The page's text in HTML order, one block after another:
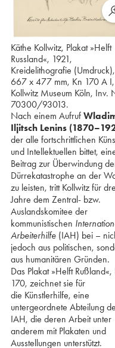
Käthe Kollwitz, Plakat »Helft
Russland«, 1921,
Kreidelithografie (Umdruck),
667 x 477 mm, Kn 170 A I,
Kollwitz Museum Köln, Inv.
70300/93013.
Nach einem Aufruf
Iljitsch Lenins
der alle fortschrittlichen
und Intellektuellen bittet,
Beitrag zur Überwindung
Dürrekatastrophe an der
zu leisten, tritt Kollwitz für
Jahre dem Zentral- bzw.
Auslandskomitee der
kommunistischen
Arbeiterhilfe(IAH) bei –
jedoch aus politischen,
aus humanitären Gründen.
Das Plakat »Helft Rußland«,
170, zeichnet sie für
die Künstlerhilfe, eine
untergeordnete Abteilung
IAH, die deren Arbeit unter
anderem mit Plakaten und
Ausstellungen unterstützt.